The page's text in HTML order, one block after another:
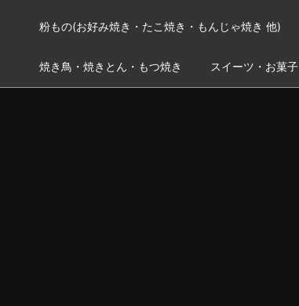
粉もの(お好み焼き・たこ焼き・もんじゃ焼き 他)
焼き鳥・焼きとん・もつ焼き スイーツ・お菓子